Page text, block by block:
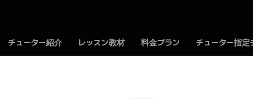
チューター紹介 レッスン教材 料金プラン チューター指定